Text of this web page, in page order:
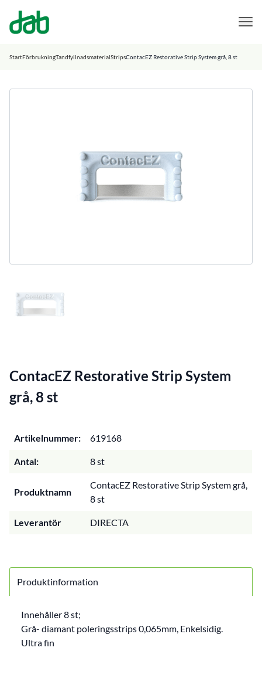
DAB Dental
StartFörbrukningTandfyllnadsmaterialStripsContacEZ Restorative Strip System grå, 8 st
ContacEZ Restorative Strip System
grå, 8 st
Artikelnummer: 619168
Antal: 8 st
Produktnamn
ContacEZ Restorative Strip System grå,
8 st
Leverantör DIRECTA
Produktinformation
Innehåller 8 st;
Grå- diamant poleringsstrips 0,065mm, Enkelsidig.
Ultra fin